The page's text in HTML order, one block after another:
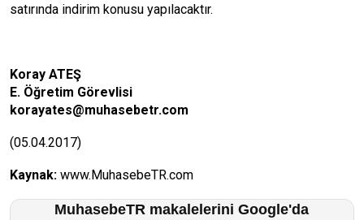
satırında indirim konusu yapılacaktır.
Koray ATEŞ
E. Öğretim Görevlisi
korayates@muhasebetr.com
(05.04.2017)
Kaynak: www.MuhasebeTR.com
MuhasebeTR makalelerini Google'da